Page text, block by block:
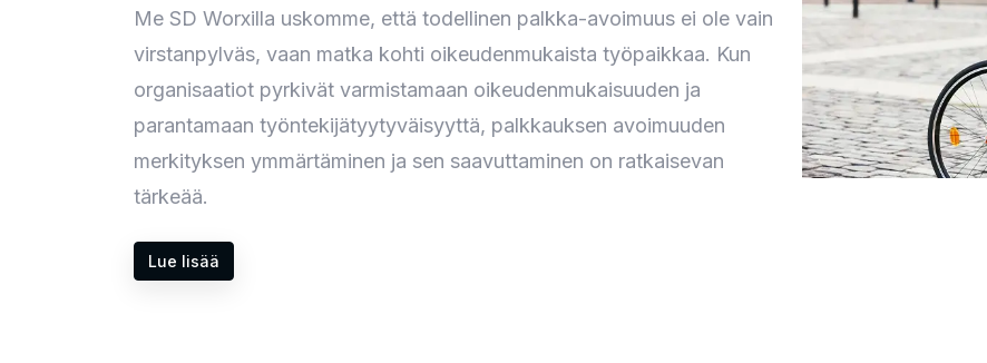
Me SD Worxilla uskomme, että todellinen palkka-avoimuus ei ole vain
virstanpylväs, vaan matka kohti oikeudenmukaista työpaikkaa. Kun
organisaatiot pyrkivät varmistamaan oikeudenmukaisuuden ja
parantamaan työntekijätyytyväisyyttä, palkkauksen avoimuuden
merkityksen ymmärtäminen ja sen saavuttaminen on ratkaisevan
tärkeää.
Lue lisää